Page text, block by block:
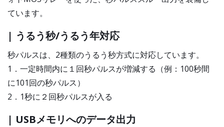
ています。
| うるう秒/うるう年対応
秒パルスは、2種類のうるう秒方式に対応しています。
1．一定時間内に１回秒パルスが増減する（例：100秒間
に101回の秒パルス）
2．1秒に２回秒パルスが入る
| USBメモリへのデータ出力